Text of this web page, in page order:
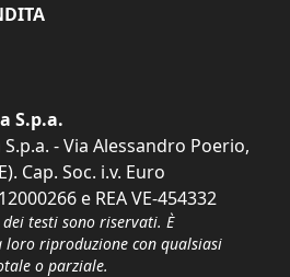
S.p.a.
- Via Alessandro Poerio,
Cap. Soc. i.v. Euro
e REA VE-454332
testi sono riservati. È
loro riproduzione con qualsiasi
o parziale.